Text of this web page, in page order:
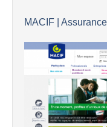
MACIF |